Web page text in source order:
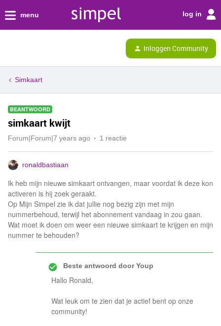
menu log in
Inloggen Community
Simkaart
BEANTWOORD
simkaart kwijt
Forum|Forum|7 years ago 1 reactie
ronaldbastiaan
Ik heb mijn nieuwe simkaart ontvangen, maar voordat ik deze kon
activeren is hij zoek geraakt.
Op Mijn Simpel zie ik dat jullie nog bezig zijn met mijn
nummerbehoud, terwijl het abonnement vandaag in zou gaan.
Wat moet ik doen om weer een nieuwe simkaart te krijgen en mijn
nummer te behouden?
Beste antwoord doorYoup
Hallo Ronald,
Wat leuk om te zien dat je actief bent op onze
community!